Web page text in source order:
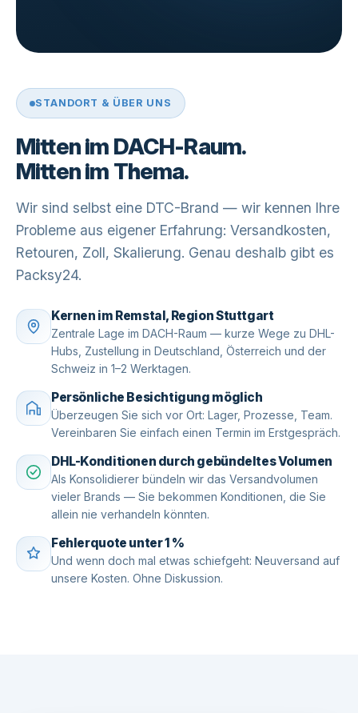
STANDORT & ÜBER UNS
Mitten im DACH-Raum.
Mitten im Thema.
Wir sind selbst eine DTC-Brand — wir kennen Ihre
Probleme aus eigener Erfahrung: Versandkosten,
Retouren, Zoll, Skalierung. Genau deshalb gibt es
Packsy24.
Kernen im Remstal, Region Stuttgart
Zentrale Lage im DACH-Raum — kurze Wege zu DHL-
Hubs, Zustellung in Deutschland, Österreich und der
Schweiz in 1–2 Werktagen.
Persönliche Besichtigung möglich
Überzeugen Sie sich vor Ort: Lager, Prozesse, Team.
Vereinbaren Sie einfach einen Termin im Erstgespräch.
DHL-Konditionen durch gebündeltes Volumen
Als Konsolidierer bündeln wir das Versandvolumen
vieler Brands — Sie bekommen Konditionen, die Sie
allein nie verhandeln könnten.
Fehlerquote unter 1 %
Und wenn doch mal etwas schiefgeht: Neuversand auf
unsere Kosten. Ohne Diskussion.